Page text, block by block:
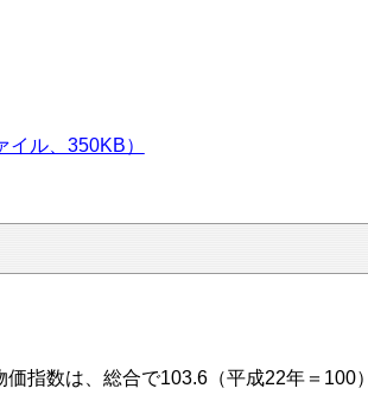
ル、350KB）
指数は、総合で103.6（平成22年＝100